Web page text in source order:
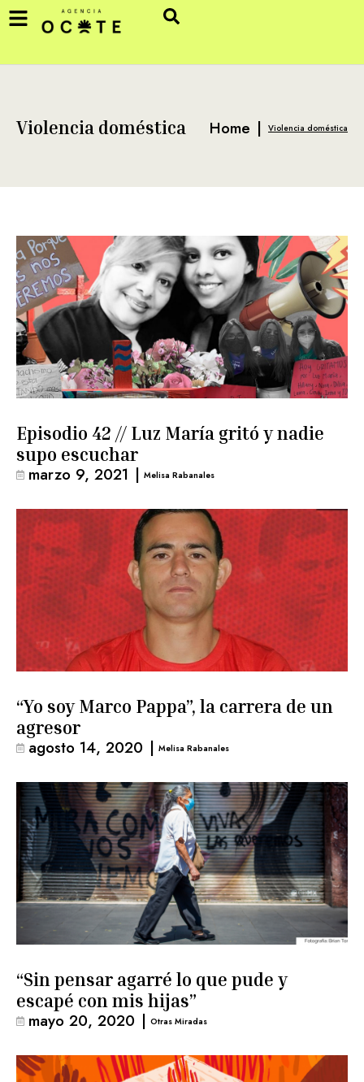
Violencia doméstica Home | Violencia doméstica
Episodio 42 // Luz María gritó y nadie
supo escuchar
marzo 9, 2021 | Melisa Rabanales
“Yo soy Marco Pappa”, la carrera de un
agresor
agosto 14, 2020 | Melisa Rabanales
“Sin pensar agarré lo que pude y
escapé con mis hijas”
mayo 20, 2020 | Otras Miradas